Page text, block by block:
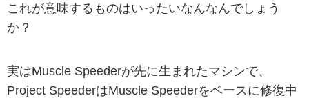
これが意味するものはいったいなんなんでしょう
か？
実はMuscle Speederが先に生まれたマシンで、
Project SpeederはMuscle Speederをベースに修復中